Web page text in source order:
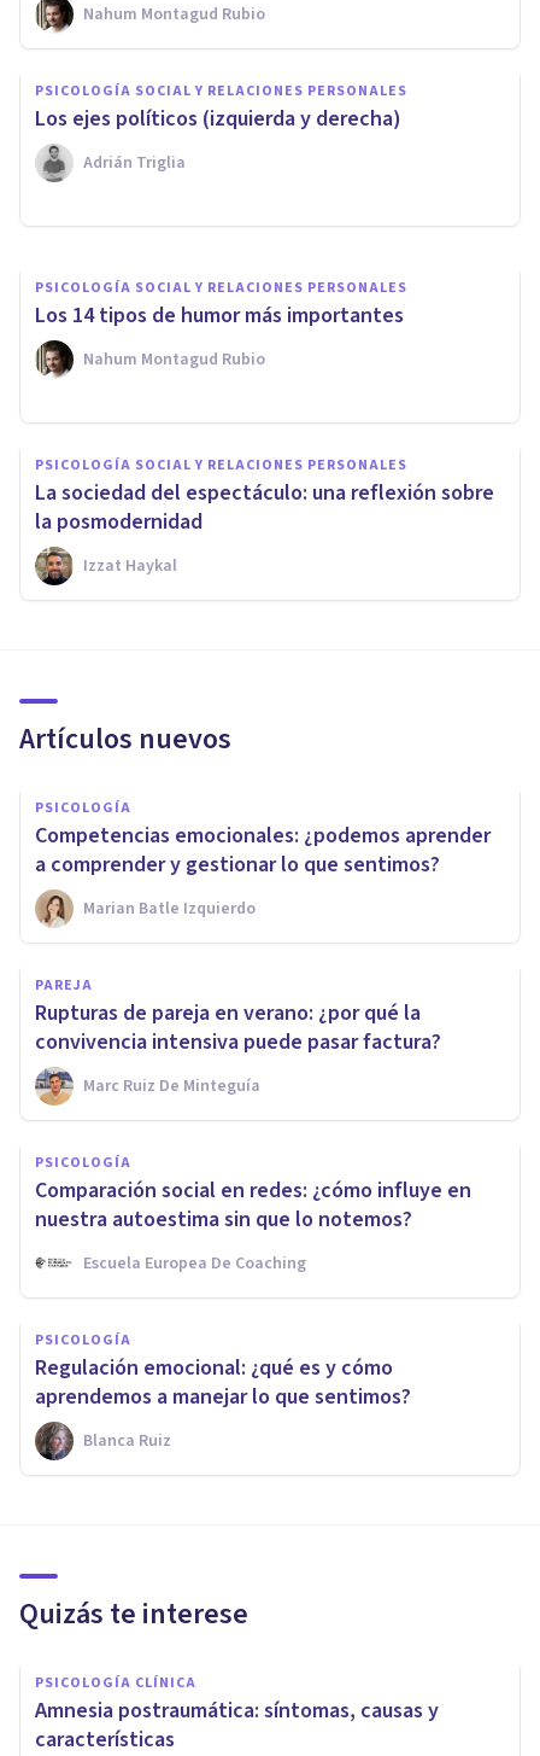
Nahum Montagud Rubio
PSICOLOGÍA SOCIAL Y RELACIONES PERSONALES
Los ejes políticos (izquierda y derecha)
Adrián Triglia
PSICOLOGÍA SOCIAL Y RELACIONES PERSONALES
Ley de la recurrencia de Clear:
qué es y cómo describe la
comunicación
PSICOLOGÍA SOCIAL Y RELACIONES PERSONALES
Los 14 tipos de humor más importantes
Nahum Montagud Rubio
PSICOLOGÍA SOCIAL Y RELACIONES PERSONALES
La sociedad del espectáculo: una reflexión sobre
la posmodernidad
Izzat Haykal
Artículos nuevos
PSICOLOGÍA
Competencias emocionales: ¿podemos aprender
a comprender y gestionar lo que sentimos?
Marian Batle Izquierdo
PAREJA
Rupturas de pareja en verano: ¿por qué la
convivencia intensiva puede pasar factura?
Marc Ruiz De Minteguía
PSICOLOGÍA
Comparación social en redes: ¿cómo influye en
nuestra autoestima sin que lo notemos?
Escuela Europea De Coaching
PSICOLOGÍA
Regulación emocional: ¿qué es y cómo
aprendemos a manejar lo que sentimos?
Blanca Ruiz
Quizás te interese
PSICOLOGÍA CLÍNICA
Amnesia postraumática: síntomas, causas y
características